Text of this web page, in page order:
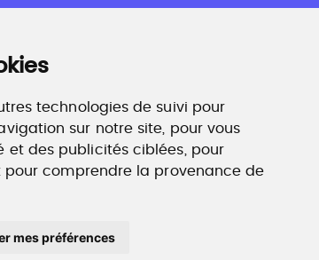
technologies de suivi pour
sur notre site, pour vous
et des publicités ciblées, pour
comprendre la provenance de
mes préférences
professionnel
entretien conseil.
competences.com